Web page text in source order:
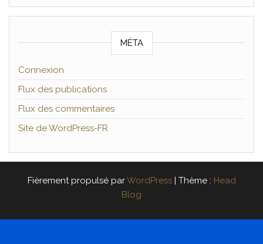
MÉTA
Connexion
Flux des publications
Flux des commentaires
Site de WordPress-FR
Fièrement propulsé parWordPress | Thème : Head
Blog